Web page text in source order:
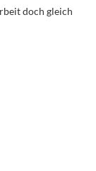
doch gleich